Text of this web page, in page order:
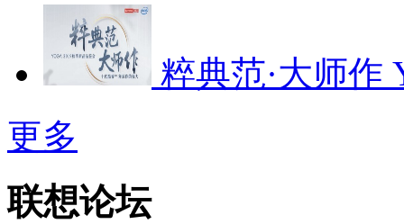
粹典范·大师作
更多
联想论坛